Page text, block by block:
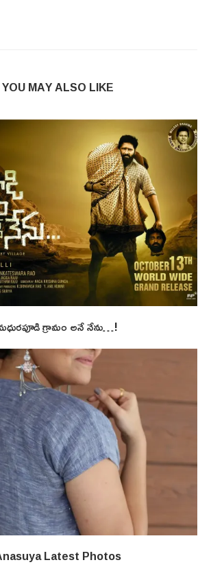
YOU MAY ALSO LIKE
గ్రామం అనే నేను…!
Latest Photos